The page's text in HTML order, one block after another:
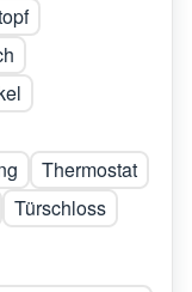
Thermostat
Türschloss